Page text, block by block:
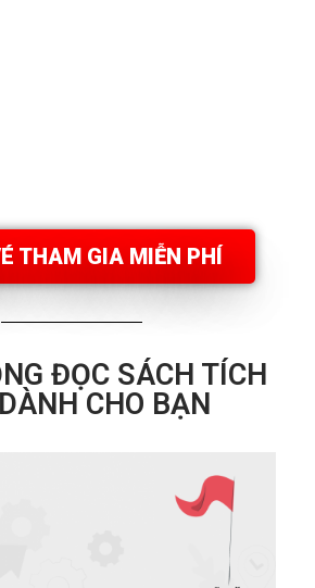
THAM GIA MIỄN PHÍ
ĐỌC SÁCH TÍCH
CHO BẠN